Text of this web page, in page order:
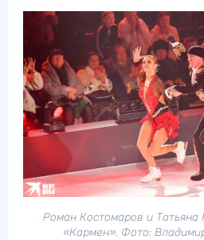
Роман Костомаров и Татьяна
«Кармен». Фото: